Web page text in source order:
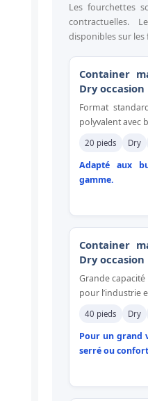
Les fourchettes
contractuelles.
disponibles sur
Container
Dry occasion
Format
polyvalent avec
20 pieds Dry
Adapté aux
gamme.
Container
Dry occasion
Grande
pour l’industrie
40 pieds Dry
Pour un grand
serré ou